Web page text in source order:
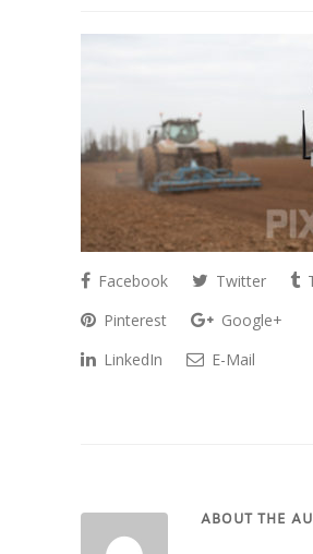
Facebook Twitter
Pinterest
Google+
LinkedIn
E-Mail
ABOUT THE